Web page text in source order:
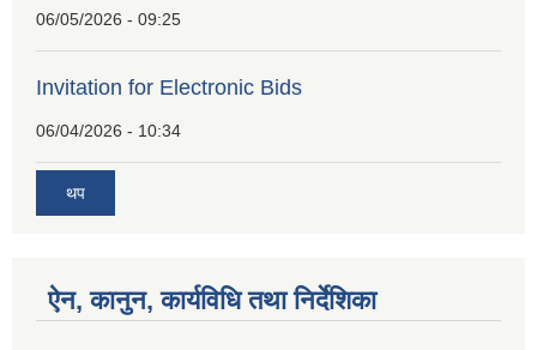
06/05/2026 - 09:25
Invitation for Electronic Bids
06/04/2026 - 10:34
थप
ऐन, कानुन, कार्यविधि तथा निर्देशिका